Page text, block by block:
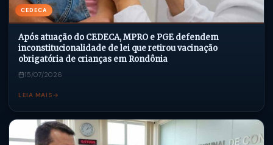
CEDECA
Após atuação do CEDECA, MPRO e PGE defendem
inconstitucionalidade de lei que retirou vacinação
obrigatória de crianças em Rondônia
15/07/2026
LEIA MAIS